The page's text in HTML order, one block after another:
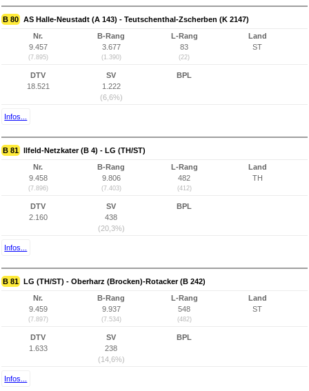
B 80 AS Halle-Neustadt (A 143) - Teutschenthal-Zscherben (K 2147)
Nr.
9.457
(7.895)
B-Rang
3.677
(1.390)
L-Rang
83
(22)
Land
ST
DTV
18.521
SV
1.222
(6,6%)
BPL
Infos...
B 81 Ilfeld-Netzkater (B 4) - LG (TH/ST)
Nr.
9.458
(7.896)
B-Rang
9.806
(7.403)
L-Rang
482
(412)
Land
TH
DTV
2.160
SV
438
(20,3%)
BPL
Infos...
B 81 LG (TH/ST) - Oberharz (Brocken)-Rotacker (B 242)
Nr.
9.459
(7.897)
B-Rang
9.937
(7.534)
L-Rang
548
(482)
Land
ST
DTV
1.633
SV
238
(14,6%)
BPL
Infos...